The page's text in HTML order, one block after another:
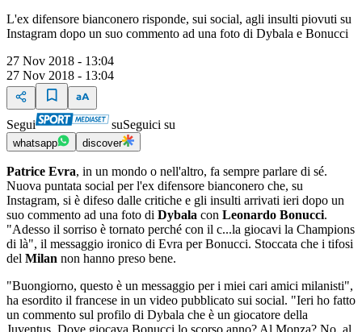
L'ex difensore bianconero risponde, sui social, agli insulti piovuti su
Instagram dopo un suo commento ad una foto di Dybala e Bonucci
27 Nov 2018 - 13:04
27 Nov 2018 - 13:04
Segui suSeguici su
whatsapp discover
Patrice Evra, in un mondo o nell'altro, fa sempre parlare di sé.
Nuova puntata social per l'ex difensore bianconero che, su
Instagram, si è difeso dalle critiche e gli insulti arrivati ieri dopo un
suo commento ad una foto di Dybala con Leonardo Bonucci.
"Adesso il sorriso è tornato perché con il c...la giocavi la Champions
di là", il messaggio ironico di Evra per Bonucci. Stoccata che i tifosi
del Milan non hanno preso bene.
"Buongiorno, questo è un messaggio per i miei cari amici milanisti",
ha esordito il francese in un video pubblicato sui social. "Ieri ho fatto
un commento sul profilo di Dybala che è un giocatore della
Juventus. Dove giocava Bonucci lo scorso anno? Al Monza? No, al